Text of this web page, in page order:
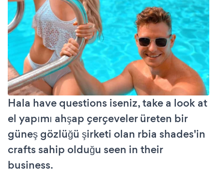
Hala have questions iseniz, take a look at
el yapımı ahşap çerçeveler üreten bir
güneş gözlüğü şirketi olan rbia shades'in
crafts sahip olduğu seen in their
business.